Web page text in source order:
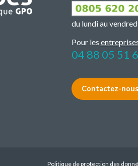
du lundi au
Pour les
04 88 05 51
Contactez-nous
Politique de protection des